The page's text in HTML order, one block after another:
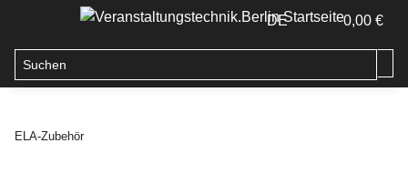
DE 0,00 €
ELA-Zubehör